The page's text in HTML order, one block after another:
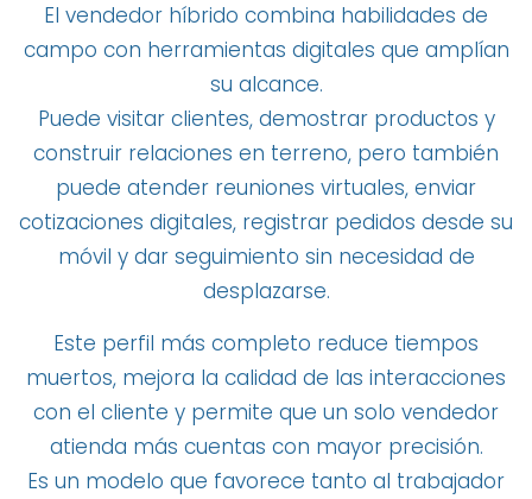
El vendedor híbrido combina habilidades de
campo con herramientas digitales que amplían
su alcance.
Puede visitar clientes, demostrar productos y
construir relaciones en terreno, pero también
puede atender reuniones virtuales, enviar
cotizaciones digitales, registrar pedidos desde su
móvil y dar seguimiento sin necesidad de
desplazarse.
Este perfil más completo reduce tiempos
muertos, mejora la calidad de las interacciones
con el cliente y permite que un solo vendedor
atienda más cuentas con mayor precisión.
Es un modelo que favorece tanto al trabajador